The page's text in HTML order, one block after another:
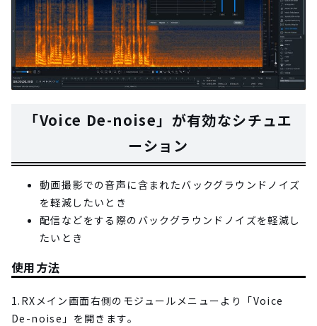
「Voice De-noise」が有効なシチュエ
ーション
動画撮影での音声に含まれたバックグラウンドノイズ
を軽減したいとき
配信などをする際のバックグラウンドノイズを軽減し
たいとき
使用方法
1.RXメイン画面右側のモジュールメニューより「Voice
De-noise」を開きます。